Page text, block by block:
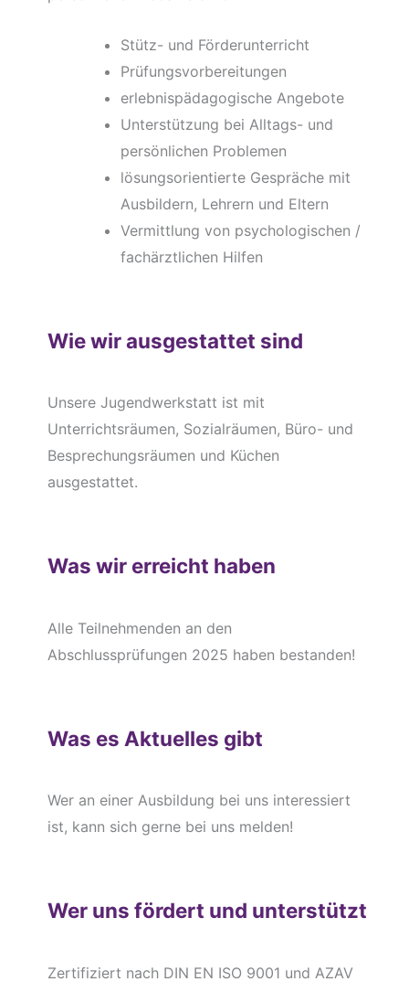
Stütz- und Förderunterricht
Prüfungsvorbereitungen
erlebnispädagogische Angebote
Unterstützung bei Alltags- und
persönlichen Problemen
lösungsorientierte Gespräche mit
Ausbildern, Lehrern und Eltern
Vermittlung von psychologischen /
fachärztlichen Hilfen
Wie wir ausgestattet sind
Unsere Jugendwerkstatt ist mit
Unterrichtsräumen, Sozialräumen, Büro- und
Besprechungsräumen und Küchen
ausgestattet.
Was wir erreicht haben
Alle Teilnehmenden an den
Abschlussprüfungen 2025 haben bestanden!
Was es Aktuelles gibt
Wer an einer Ausbildung bei uns interessiert
ist, kann sich gerne bei uns melden!
Wer uns fördert und unterstützt
Zertifiziert nach DIN EN ISO 9001 und AZAV